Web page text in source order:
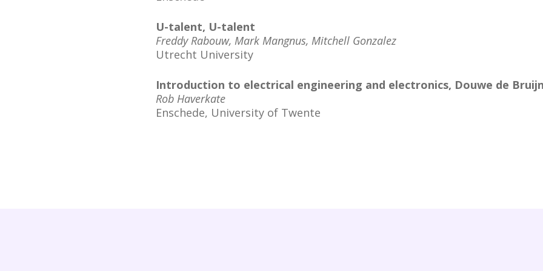
U-talent, U-talent
Freddy Rabouw, Mark Mangnus, Mitchell Gonzalez
Utrecht University
Introduction to electrical engineering and electronics, Douwe de
Rob Haverkate
Enschede, University of Twente